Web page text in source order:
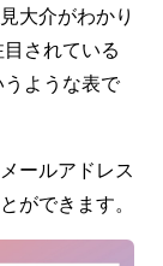
大介がわかり
されている
ような表で
ールアドレス
ができます。